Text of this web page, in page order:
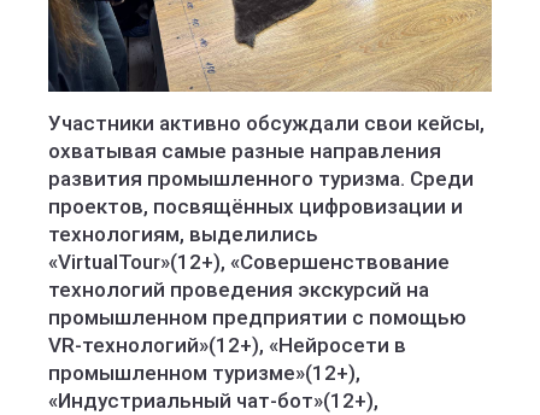
Участники активно обсуждали свои кейсы,
охватывая самые разные направления
развития промышленного туризма. Среди
проектов, посвящённых цифровизации и
технологиям, выделились
«VirtualTour»(12+), «Совершенствование
технологий проведения экскурсий на
промышленном предприятии с помощью
VR-технологий»(12+), «Нейросети в
промышленном туризме»(12+),
«Индустриальный чат-бот»(12+),